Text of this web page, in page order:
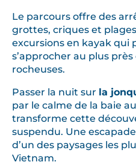
Le parcours offre des
grottes, criques et
excursions en kayak qui
s’approcher au plus
rocheuses.
Passer la nuit sur la
par le calme de la baie
transforme cette
suspendu. Une
d’un des paysages les
Vietnam.